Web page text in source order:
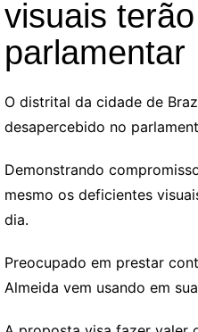
visuais
parlamentar
O distrital da cidade de
desapercebido no
Demonstrando
mesmo os deficientes
dia.
Preocupado em prestar
Almeida vem usando em